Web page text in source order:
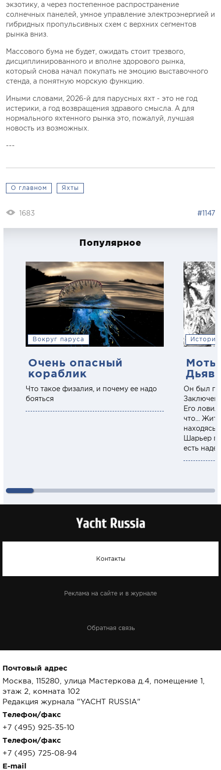
экзотику, а через постепенное распространение
солнечных панелей, умное управление электроэнергией и
гибридных пропульсивных схем с верхних сегментов
рынка вниз.
Массового бума не будет, ожидать стоит трезвого,
дисциплинированного и вполне здорового рынка,
который снова начал покупать не эмоцию выставочного
стенда, а понятную морскую функцию.
Иными словами, 2026-й для парусных яхт - это не год
истерики, а год возвращения здравого смысла. А для
нормального яхтенного рынка это, пожалуй, лучшая
новость из возможных.
---
О главном Яхты
1683 #1147
Популярное
Вокруг паруса
Очень опасный
кораблик
Что такое физалия, и почему ее надо
бояться
История
Он был
Его
что...
находясь
Шарьер
есть
Контакты
Реклама на сайте и в журнале
Обратная связь
Почтовый адрес
Москва, 115280, улица Мастеркова д.4, помещение 1,
этаж 2, комната 102
Редакция журнала "YACHT RUSSIA"
Телефон/факс
+7 (495) 925-35-10
Телефон/факс
+7 (495) 725-08-94
E-mail